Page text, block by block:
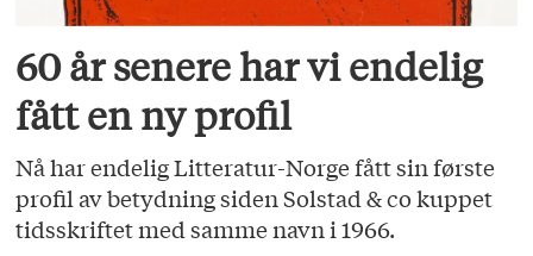
60 år senere har vi endelig
fått en ny profil
Nå har endelig Litteratur-Norge fått sin første
profil av betydning siden Solstad & co kuppet
tidsskriftet med samme navn i 1966.